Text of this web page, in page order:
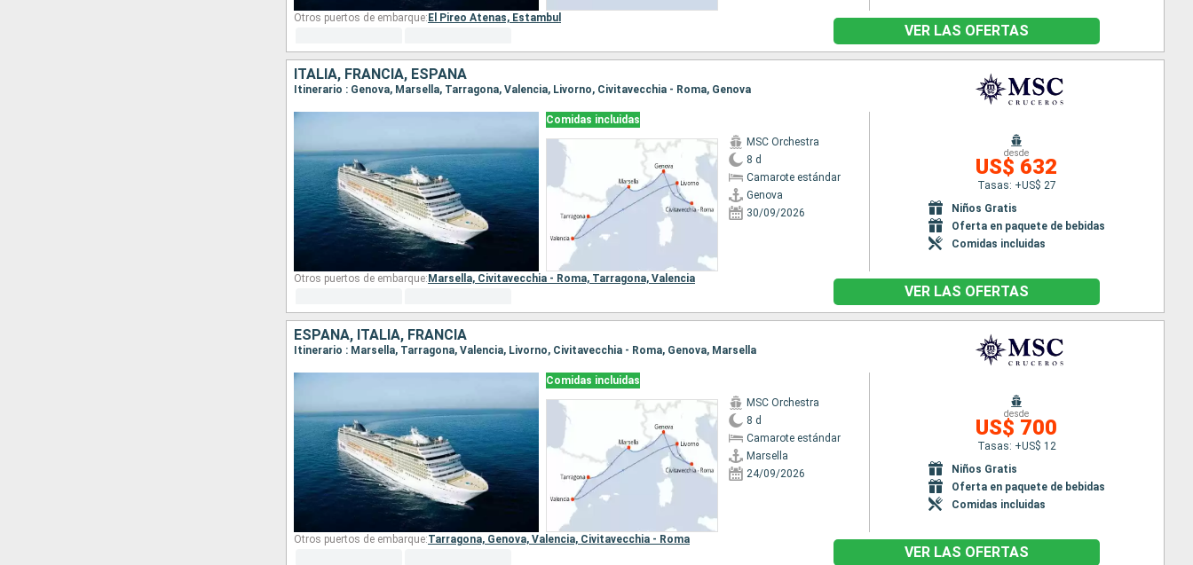
Otros puertos de embarque: El Pireo Atenas, Estambul
VER LAS OFERTAS
ITALIA, FRANCIA, ESPAÑA
Itinerario : Genova, Marsella, Tarragona, Valencia, Livorno, Civitavecchia - Roma, Genova
Comidas incluidas
MSC Orchestra
8 d
Camarote estándar
Genova
30/09/2026
desde
US$ 632
Tasas: +US$ 27
Niños Gratis
Oferta en paquete de bebidas
Comidas incluidas
Otros puertos de embarque: Marsella, Civitavecchia - Roma, Tarragona, Valencia
VER LAS OFERTAS
ESPAÑA, ITALIA, FRANCIA
Itinerario : Marsella, Tarragona, Valencia, Livorno, Civitavecchia - Roma, Genova, Marsella
Comidas incluidas
MSC Orchestra
8 d
Camarote estándar
Marsella
24/09/2026
desde
US$ 700
Tasas: +US$ 12
Niños Gratis
Oferta en paquete de bebidas
Comidas incluidas
Otros puertos de embarque:Tarragona, Genova, Valencia, Civitavecchia - Roma
VER LAS OFERTAS